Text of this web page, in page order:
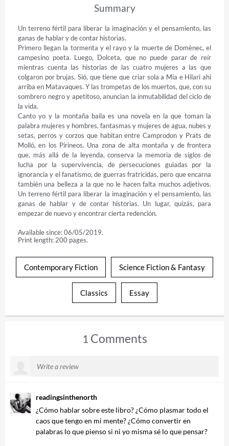
Summary
Un terreno fértil para liberar la imaginación y el pensamiento, las
ganas de hablar y de contar historias.
Primero llegan la tormenta y el rayo y la muerte de Domènec, el
campesino poeta. Luego, Dolceta, que no puede parar de reír
mientras cuenta las historias de las cuatro mujeres a las que
colgaron por brujas. Sió, que tiene que criar sola a Mia e Hilari ahí
arriba en Matavaques. Y las trompetas de los muertos, que, con su
sombrero negro y apetitoso, anuncian la inmutabilidad del ciclo de
la vida.
Canto yo y la montaña baila es una novela en la que toman la
palabra mujeres y hombres, fantasmas y mujeres de agua, nubes y
setas, perros y corzos que habitan entre Camprodon y Prats de
Molló, en los Pirineos. Una zona de alta montaña y de frontera
que, más allá de la leyenda, conserva la memoria de siglos de
lucha por la supervivencia, de persecuciones guiadas por la
ignorancia y el fanatismo, de guerras fratricidas, pero que encarna
también una belleza a la que no le hacen falta muchos adjetivos.
Un terreno fértil para liberar la imaginación y el pensamiento, las
ganas de hablar y de contar historias. Un lugar, quizás, para
empezar de nuevo y encontrar cierta redención.
Available since: 06/05/2019.
Print length: 200 pages.
Contemporary Fiction Science Fiction & Fantasy
Classics Essay
1 Comments
readingsinthenorth
¿Cómo hablar sobre este libro? ¿Cómo plasmar todo el
caos que tengo en mi mente? ¿Cómo convertir en
palabras lo que pienso si ni yo misma sé lo que pensar?